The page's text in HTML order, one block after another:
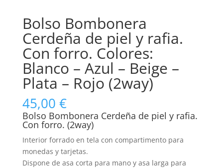
Bolso Bombonera
Cerdeña de piel y rafia.
Con forro. Colores:
Blanco – Azul – Beige –
Plata – Rojo (2way)
45,00 €
Bolso Bombonera Cerdeña de piel y rafia.
Con forro. (2way)
Interior forrado en tela con compartimento para
monedas y tarjetas.
Dispone de asa corta para mano y asa larga para